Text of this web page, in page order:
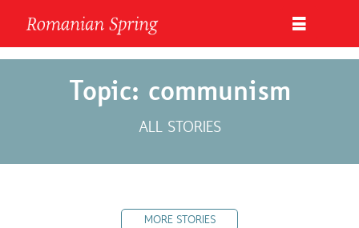
Topic: communism
ALL STORIES
MORE STORIES